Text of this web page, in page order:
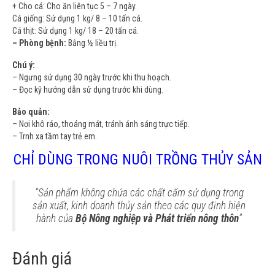
+ Cho cá: Cho ăn liên tục 5 – 7 ngày.
Cá giống: Sử dụng 1 kg/ 8 – 10 tấn cá.
Cá thịt: Sử dụng 1 kg/ 18 – 20 tấn cá.
– Phòng bệnh: Bằng ½ liều trị.
Chú ý:
– Ngưng sử dụng 30 ngày trước khi thu hoạch.
– Đọc kỹ hướng dẫn sử dụng trước khi dùng.
Bảo quản:
– Nơi khô ráo, thoáng mát, tránh ánh sáng trực tiếp.
– Trnh xa tầm tay trẻ em.
CHỈ DÙNG TRONG NUÔI TRỒNG THỦY SẢN
“Sản phẩm không chứa các chất cấm sử dụng trong
sản xuất, kinh doanh thủy sản theo các quy định hiện
hành của Bộ Nông nghiệp và Phát triển nông thôn”
Đánh giá